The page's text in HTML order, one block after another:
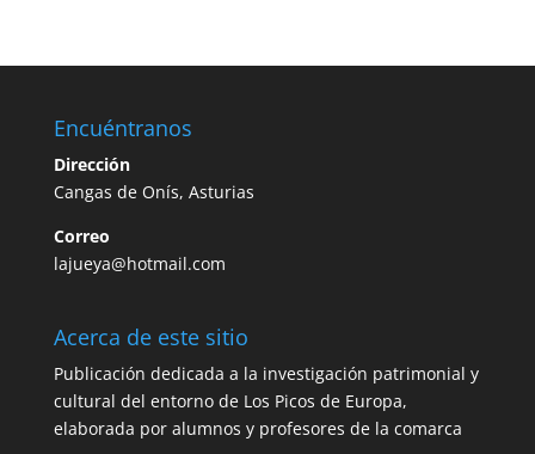
Encuéntranos
Dirección
Cangas de Onís, Asturias
Correo
lajueya@hotmail.com
Acerca de este sitio
Publicación dedicada a la investigación patrimonial y
cultural del entorno de Los Picos de Europa,
elaborada por alumnos y profesores de la comarca